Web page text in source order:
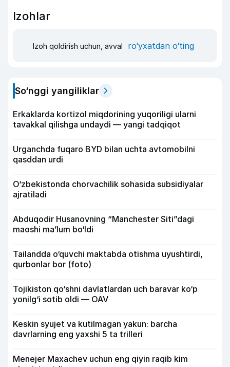
Izohlar
Izoh qoldirish uchun, avval ro‘yxatdan o‘ting
So‘nggi yangiliklar
Erkaklarda kortizol miqdorining yuqoriligi ularni
tavakkal qilishga undaydi — yangi tadqiqot
Urganchda fuqaro BYD bilan uchta avtomobilni
qasddan urdi
O‘zbekistonda chorvachilik sohasida subsidiyalar
ajratiladi
Abduqodir Husanovning “Manchester Siti”dagi
maoshi ma’lum bo‘ldi
Tailandda o‘quvchi maktabda otishma uyushtirdi,
qurbonlar bor (foto)
Tojikiston qo‘shni davlatlardan uch baravar ko‘p
yonilg‘i sotib oldi — OAV
Keskin syujet va kutilmagan yakun: barcha
davrlarning eng yaxshi 5 ta trilleri
Menejer Maxachev uchun eng qiyin raqib kim